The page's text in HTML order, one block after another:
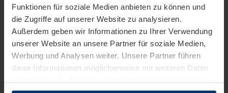
Funktionen für soziale Medien anbieten zu können und
die Zugriffe auf unserer Website zu analysieren.
Außerdem geben wir Informationen zu Ihrer Verwendung
unserer Website an unsere Partner für soziale Medien,
Werbung und Analysen weiter. Unsere Partner führen
diese Informationen möglicherweise mit weiteren Daten